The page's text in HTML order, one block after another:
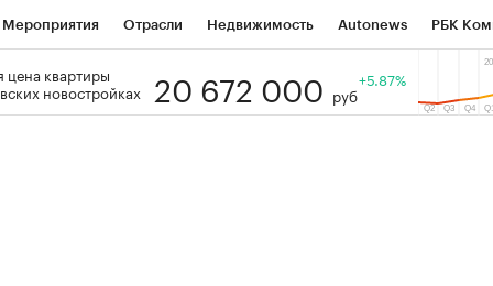
Мероприятия Отрасли Недвижимость Autonews РБК
РБК Образование Тренды
цена квартиры
новостройках
20 672 000 руб
+5.87%